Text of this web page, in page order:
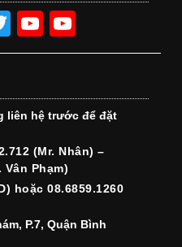
T
wi
er
Y
o
T
u
b
e
o
T
u
b
e
h
liên hệ trước để đặt
(Mr. Nhân) –
Vân Phạm)
hoặc 08.6859.1260
P.7, Quận Bình